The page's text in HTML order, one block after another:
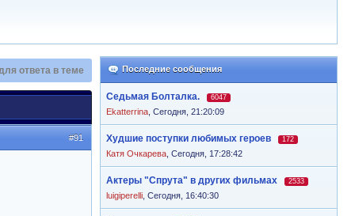
Последние сообщения
Седьмая Болталка. 6047
Ekatterrina Сегодня, 21:20:09
Худшие поступки любимых героев 172
Катя Очкарева Сегодня, 17:28:42
Актеры "Спрута" в других фильмах 2533
luigiperelli Сегодня, 16:40:30
ответа в теме
#91